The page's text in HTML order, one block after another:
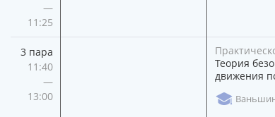
—
11:25
3 пара
11:40
—
13:00
Теория
движения